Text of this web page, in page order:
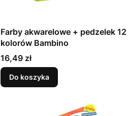
Farby akwarelowe + pedzelek 12
kolorów Bambino
Cena
16,49 zł
Do koszyka